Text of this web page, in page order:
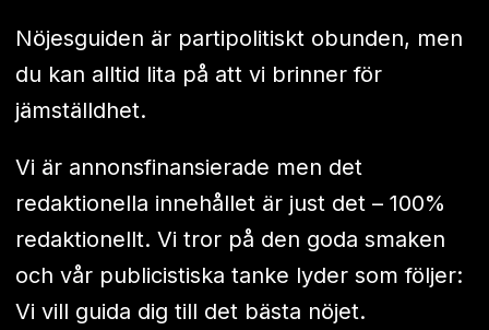
Nöjesguiden är partipolitiskt obunden, men
du kan alltid lita på att vi brinner för
jämställdhet.
Vi är annonsfinansierade men det
redaktionella innehållet är just det – 100%
redaktionellt. Vi tror på den goda smaken
och vår publicistiska tanke lyder som följer:
Vi vill guida dig till det bästa nöjet.